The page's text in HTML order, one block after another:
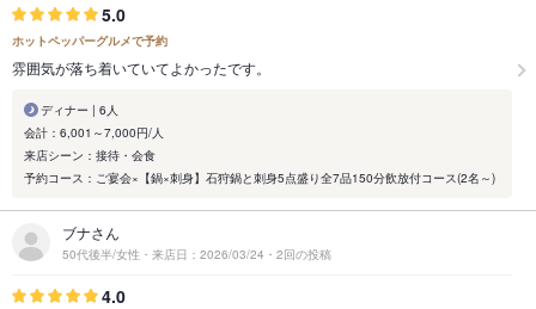
5.0
ホットペッパーグルメで予約
雰囲気が落ち着いていてよかったです。
ディナー | 6人
会計：6,001～7,000円/人
来店シーン：接待・会食
予約コース：ご宴会×【鍋×刺身】石狩鍋と刺身5点盛り全7品150分飲放付コース(2名～)
ブナさん
50代後半/女性・来店日：2026/03/24・2回の投稿
4.0